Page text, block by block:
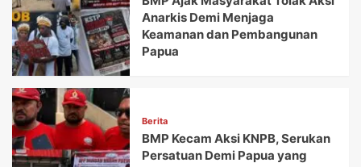
Anarkis Demi Menjaga
Keamanan dan Pembangunan
Papua
Berita
BMP Kecam Aksi KNPB, Serukan
Persatuan Demi Papua yang